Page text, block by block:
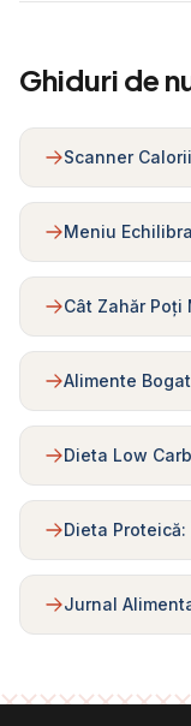
Ghiduri de
Scanner
Meniu
Cât Zahăr Poți
Alimente
Dieta Low
Dieta
Jurnal